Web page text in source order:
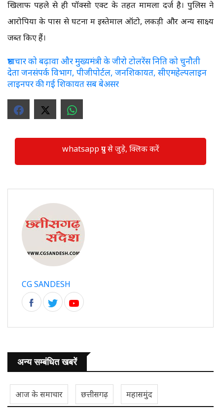
खिलाफ पहले से ही पॉक्सो एक्ट के तहत मामला दर्ज है। पुलिस ने
आरोपियों के पास से घटना में इस्तेमाल ऑटो, लकड़ी और अन्य साक्ष्य
जब्त किए हैं।
भ्रष्टाचार को बढ़ावा और मुख्यमंत्री के जीरो टोलरेंस निति को चुनौती
देता जनसंपर्क विभाग, पीजीपोर्टल, जनशिकायत, सीएमहेल्पलाइन
लाइनपर की गई शिकायत सब बेअसर
whatsapp ग्रुप से जुड़े, क्लिक करें
CG SANDESH
अन्य सम्बंधित खबरें
आज के समाचार छत्तीसगढ़ महासमुंद